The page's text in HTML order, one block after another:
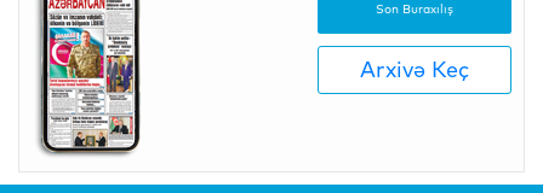
Son Buraxılış
Arxivə Keç